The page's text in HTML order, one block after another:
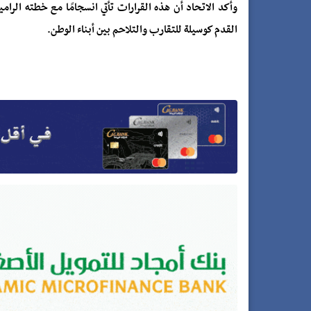
وأكد الاتحاد أن هذه القرارات تأتي انسجامًا مع خطته
القدم كوسيلة للتقارب والتلاحم بين أبناء الوطن.